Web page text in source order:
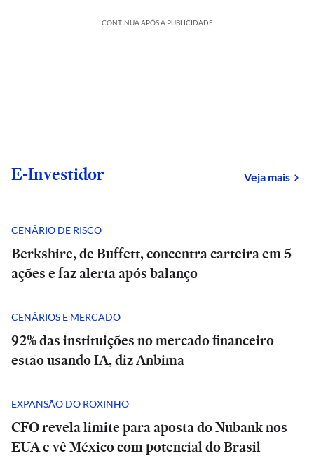
CONTINUA APÓS A PUBLICIDADE
E-Investidor Veja mais
CENÁRIO DE RISCO
Berkshire, de Buffett, concentra carteira em 5
ações e faz alerta após balanço
CENÁRIOS E MERCADO
92% das instituições no mercado financeiro
estão usando IA, diz Anbima
EXPANSÃO DO ROXINHO
CFO revela limite para aposta do Nubank nos
EUA e vê México com potencial do Brasil